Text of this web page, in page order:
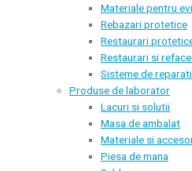
Materiale pentru
Rebazari protetice
Restaurari
Restaurari si
Sisteme de
Produse de laborator
Lacuri si solutii
Masa de ambalat
Materiale si
Piesa de mana